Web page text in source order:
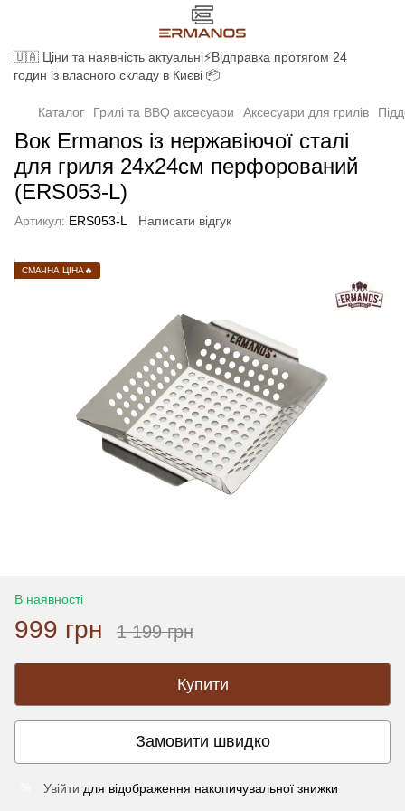
🇺🇦 Ціни та наявність актуальні⚡Відправка протягом 24
годин із власного складу в Києві 📦
Каталог Грилі та BBQ аксесуари Аксесуари для грилів
Вок Ermanos із нержавіючої сталі
для гриля 24х24см перфорований
(ERS053-L)
Артикул: ERS053-L Написати відгук
СМАЧНА ЦІНА🔥
В наявності
999 грн 1 199 грн
Купити
Замовити швидко
Увійти для відображення накопичувальної знижки